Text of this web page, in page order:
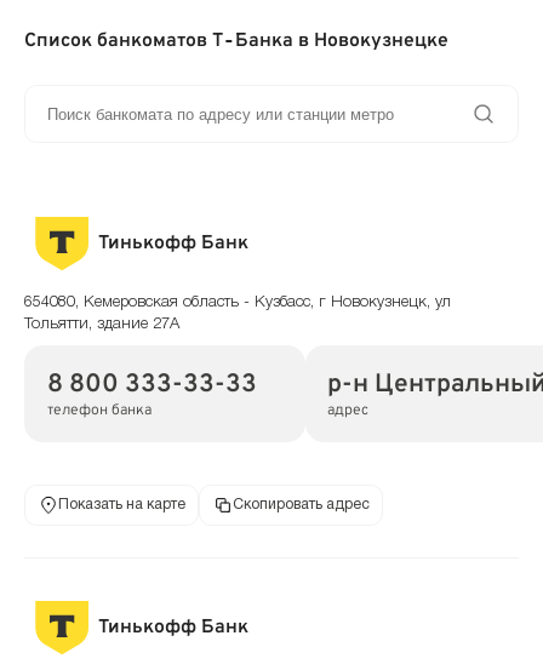
Список банкоматов Т‑Банка в Новокузнецке
Тинькофф Банк
654080, Кемеровская область - Кузбасс, г Новокузнецк, ул
Тольятти, здание 27А
8 800 333-33-33
телефон банка
р-н
адрес
Показать на карте Скопировать адрес
Тинькофф Банк